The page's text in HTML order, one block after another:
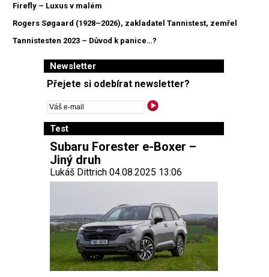
Firefly – Luxus v malém
Rogers Søgaard (1928–2026), zakladatel Tannistest, zemřel
Tannistesten 2023 – Důvod k panice…?
Newsletter
Přejete si odebírat newsletter?
Test
Subaru Forester e-Boxer –
Jiný druh
Lukáš Dittrich 04.08.2025 13:06